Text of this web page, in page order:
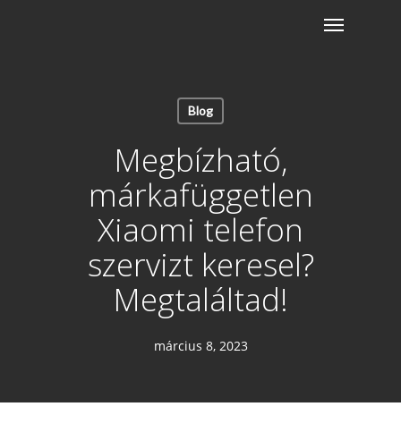
Menu
Blog
Megbízható,
márkafüggetlen
Xiaomi telefon
szervizt keresel?
Megtaláltad!
március 8, 2023